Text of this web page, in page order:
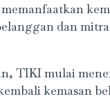
dan
TIKI mulai
kemasan